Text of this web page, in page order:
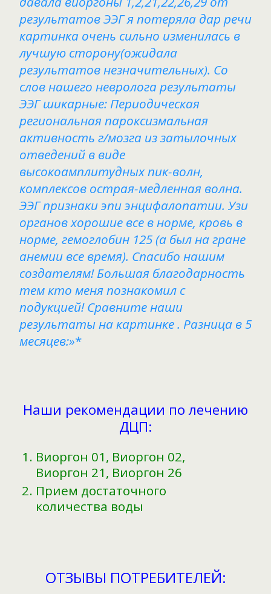
результатов ЭЭГ я потеряла дар речи
картинка очень сильно изменилась в
лучшую сторону(ожидала
результатов незначительных). Со
слов нашего невролога результаты
ЭЭГ шикарные: Периодическая
региональная пароксизмальная
активность г/мозга из затылочных
отведений в виде
высокоамплитудных пик-волн,
комплексов острая-медленная волна.
ЭЭГ признаки эпи энцифалопатии. Узи
органов хорошие все в норме, кровь в
норме, гемоглобин 125 (а был на гране
анемии все время). Спасибо нашим
создателям! Большая благодарность
тем кто меня познакомил с
подукцией! Сравните наши
результаты на картинке . Разница в 5
месяцев:»*
Наши рекомендации по лечению
ДЦП:
Виоргон 01, Виоргон 02,
Виоргон 21, Виоргон 26
Прием достаточного
количества воды
ОТЗЫВЫ ПОТРЕБИТЕЛЕЙ: